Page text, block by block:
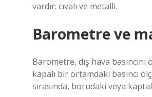
vardır: cıvalı ve metalli.
Barometre ve
Barometre, dış hava
kapalı bir ortamdaki basıncı
sırasında, borudaki veya